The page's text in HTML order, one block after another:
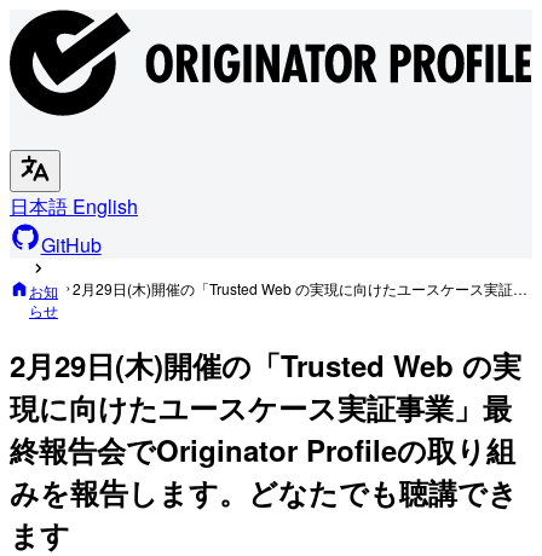
日本語 English
GitHub
お知
らせ
2月29日(木)開催の「Trusted Web の実現に向けたユースケース実証事業」最終報告会でOriginator Profileの取り組みを報告します。どなたでも聴講できます
2月29日(木)開催の「Trusted Web の実
現に向けたユースケース実証事業」最
終報告会でOriginator Profileの取り組
みを報告します。どなたでも聴講でき
ます